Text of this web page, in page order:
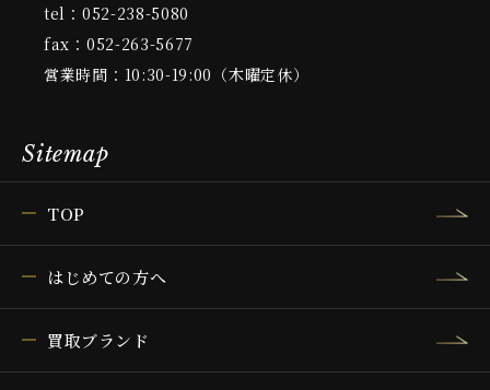
tel：052-238-5080
fax：052-263-5677
営業時間：10:30-19:00（木曜定休）
Sitemap
TOP
はじめての方へ
買取ブランド